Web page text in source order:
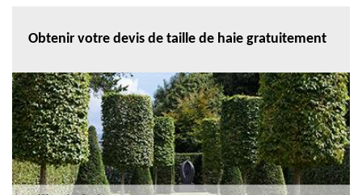
Obtenir votre devis de taille de haie gratuitement